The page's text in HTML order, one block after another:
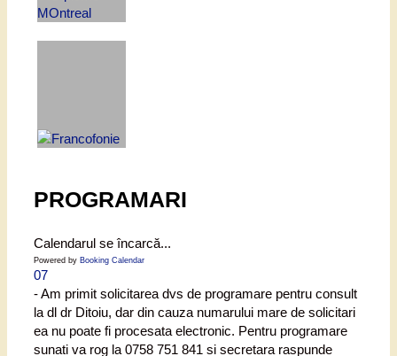
PROGRAMARI
Calendarul se încarcă...
Powered by Booking Calendar
07
- Am primit solicitarea dvs de programare pentru consult
la dl dr Ditoiu, dar din cauza numarului mare de solicitari
ea nu poate fi procesata electronic. Pentru programare
sunati va rog la 0758 751 841 si secretara raspunde